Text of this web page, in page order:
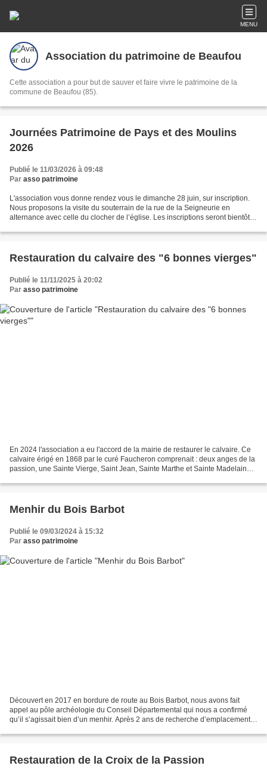
MENU
Association du patrimoine de Beaufou
Cette association a pour but de sauver et faire vivre le patrimoine de la
commune de Beaufou (85).
Journées Patrimoine de Pays et des Moulins
2026
Publié le 11/03/2026 à 09:48
Par asso patrimoine
L'association vous donne rendez vous le dimanche 28 juin, sur inscription.
Nous proposons la visite du souterrain de la rue de la Seigneurie en
alternance avec celle du clocher de l’église. Les inscriptions seront bientôt
Restauration du calvaire des "6 bonnes vierges"
Publié le 11/11/2025 à 20:02
Par asso patrimoine
En 2024 l'association a eu l'accord de la mairie de restaurer le calvaire. Ce
calvaire érigé en 1868 par le curé Faucheron comprenait : deux anges de la
passion, une Sainte Vierge, Saint Jean, Sainte Marthe et Sainte Madelaine.
Menhir du Bois Barbot
Publié le 09/03/2024 à 15:32
Par asso patrimoine
Découvert en 2017 en bordure de route au Bois Barbot, nous avons fait
appel au pôle archéologie du Conseil Départemental qui nous a confirmé
qu’il s’agissait bien d’un menhir. Après 2 ans de recherche d’emplacement
Restauration de la Croix de la Passion